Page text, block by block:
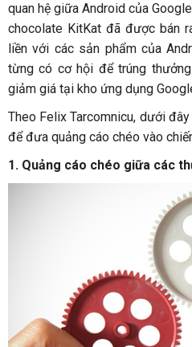
quan hệ giữa Android của
chocolate KitKat đã được bán
liền với các sản phẩm của
từng có cơ hội để trúng
giảm giá tại kho ứng dụng
Theo Felix Tarcomnicu, dưới
để đưa quảng cáo chéo vào
1. Quảng cáo chéo giữa các